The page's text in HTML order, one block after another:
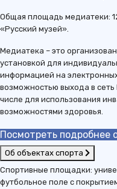
Общая площадь медиатеки:
«Русский музей».
Медиатека – это
установкой для
информацией на
возможностью выхода в
числе для использования
возможностями здоровья.
Посмотреть подробнее
Об объектах спорта
Спортивные площадки:
футбольное поле с